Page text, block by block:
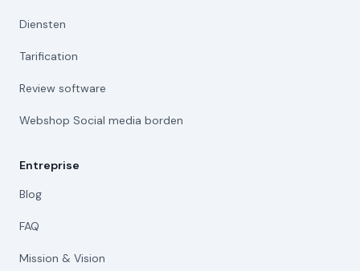
Diensten
Tarification
Review software
Webshop Social media borden
Entreprise
Blog
FAQ
Mission & Vision